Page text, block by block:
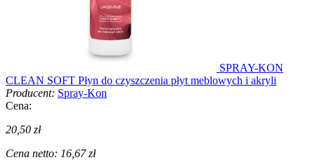
SPRAY-KON
CLEAN SOFT Płyn do czyszczenia płyt meblowych i akryli
Producent: Spray-Kon
Cena:
20,50 zł
Cena netto: 16,67 zł